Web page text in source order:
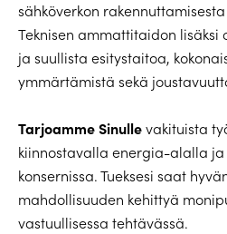
sähköverkon
Teknisen ammattitaidon
ja suullista esitystaitoa,
ymmärtämistä sekä
Tarjoamme Sinullevakituista
kiinnostavalla energia-alalla ja
konsernissa. Tueksesi saat
mahdollisuuden kehittyä
vastuullisessa tehtävässä.